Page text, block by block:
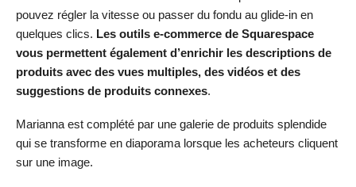
pouvez régler la vitesse ou passer du fondu au glide-in en
quelques clics. Les outils e-commerce de Squarespace
vous permettent également d’enrichir les descriptions de
produits avec des vues multiples, des vidéos et des
suggestions de produits connexes.
Marianna est complété par une galerie de produits splendide
qui se transforme en diaporama lorsque les acheteurs cliquent
sur une image.